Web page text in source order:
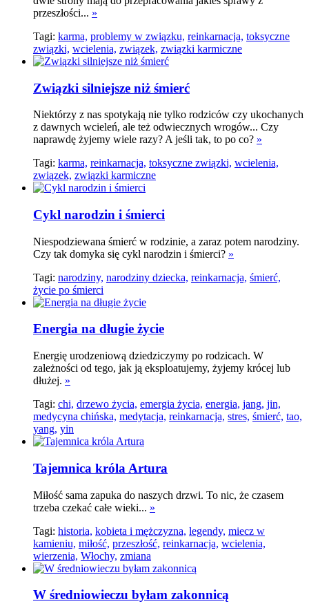
przeszłości... »
Tagi: karma, problemy w związku, reinkarnacja, toksyczne
związki, wcielenia, związek, związki karmiczne
Związki silniejsze niż śmierć
Niektórzy z nas spotykają nie tylko rodziców czy ukochanych
z dawnych wcieleń, ale też odwiecznych wrogów... Czy
naprawdę żyjemy wiele razy? A jeśli tak, to po co? »
Tagi: karma, reinkarnacja, toksyczne związki, wcielenia,
związek, związki karmiczne
Cykl narodzin i śmierci
Niespodziewana śmierć w rodzinie, a zaraz potem narodziny.
Czy tak domyka się cykl narodzin i śmierci? »
Tagi: narodziny, narodziny dziecka, reinkarnacja, śmierć,
życie po śmierci
Energia na długie życie
Energię urodzeniową dziedziczymy po rodzicach. W
zależności od tego, jak ją eksploatujemy, żyjemy krócej lub
dłużej. »
Tagi: chi, drzewo życia, emergia życia, energia, jang, jin,
medycyna chińska, medytacja, reinkarnacja, stres, śmierć, tao,
yang, yin
Tajemnica króla Artura
Miłość sama zapuka do naszych drzwi. To nic, że czasem
trzeba czekać całe wieki... »
Tagi: historia, kobieta i mężczyzna, legendy, miecz w
kamieniu, miłość, przeszłość, reinkarnacja, wcielenia,
wierzenia, Włochy, zmiana
W średniowieczu byłam zakonnicą